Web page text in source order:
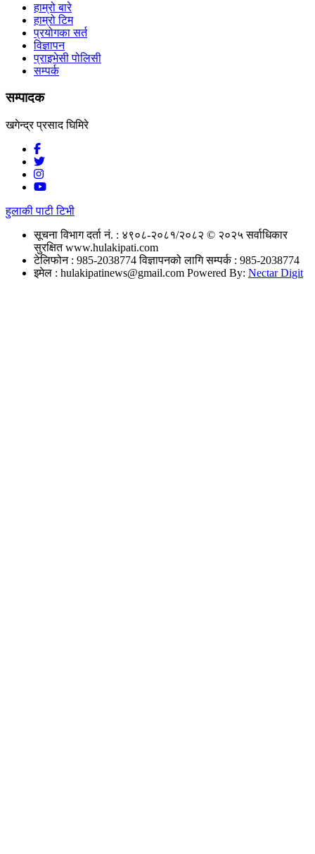
हाम्रो बारे
हाम्रो टिम
प्रयोगका सर्त
विज्ञापन
प्राइभेसी पोलिसी
सम्पर्क
सम्पादक
खगेन्द्र प्रसाद घिमिरे
हुलाकी पाटी टिभी
सूचना विभाग दर्ता नं. : ४९०८-२०८१/२०८२ © २०२५ सर्वाधिकार
सुरक्षित www.hulakipati.com
टेलिफोन : 985-2038774विज्ञापनको लागि सम्पर्क : 985-2038774
इमेल : hulakipatinews@gmail.com Powered By: Nectar Digit